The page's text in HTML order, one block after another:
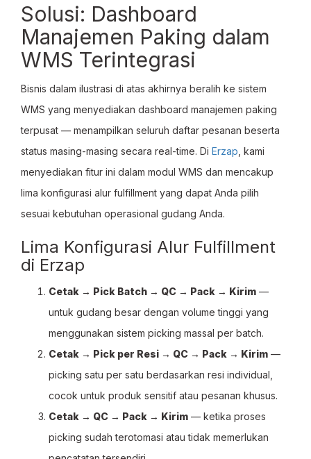
Solusi: Dashboard
Manajemen Paking dalam
WMS Terintegrasi
Bisnis dalam ilustrasi di atas akhirnya beralih ke sistem
WMS yang menyediakan dashboard manajemen paking
terpusat — menampilkan seluruh daftar pesanan beserta
status masing-masing secara real-time. Di Erzap , kami
menyediakan fitur ini dalam modul WMS dan mencakup
lima konfigurasi alur fulfillment yang dapat Anda pilih
sesuai kebutuhan operasional gudang Anda.
Lima Konfigurasi Alur Fulfillment
di Erzap
Cetak → Pick Batch → QC → Pack → Kirim —
untuk gudang besar dengan volume tinggi yang
menggunakan sistem picking massal per batch.
Cetak → Pick per Resi → QC → Pack → Kirim —
picking satu per satu berdasarkan resi individual,
cocok untuk produk sensitif atau pesanan khusus.
Cetak → QC → Pack → Kirim — ketika proses
picking sudah terotomasi atau tidak memerlukan